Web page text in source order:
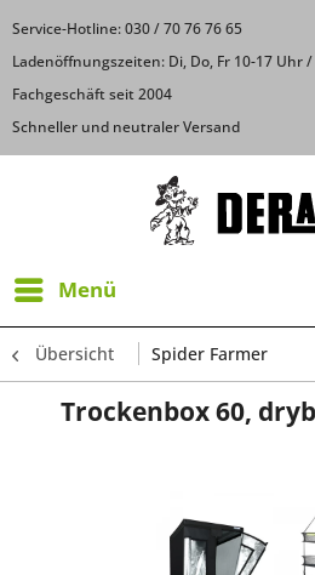
Service-Hotline: 030 / 70 76 76 65
Ladenöffnungszeiten: Di, Do, Fr 10-17 Uhr
Fachgeschäft seit 2004
Schneller und neutraler Versand
Menü
Übersicht Spider Farmer
Trockenbox 60,